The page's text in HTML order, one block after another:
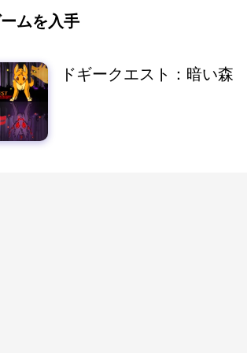
ムを入手
ドギークエスト：暗い森